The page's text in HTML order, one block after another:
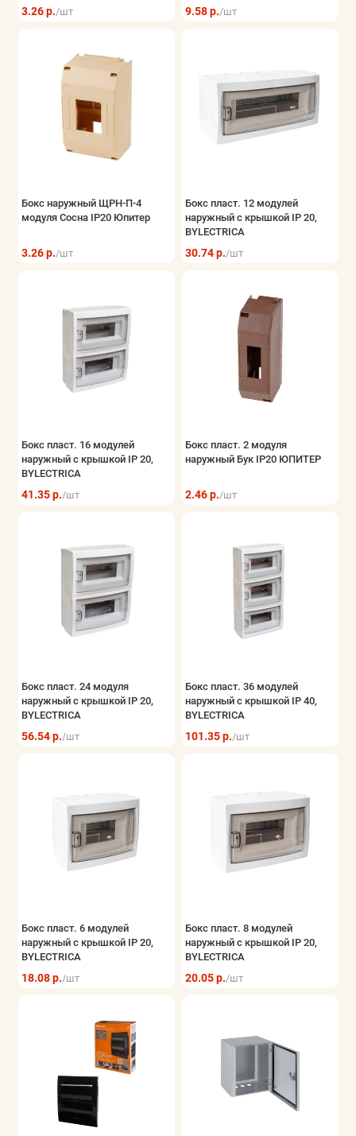
3.26 р./шт 9.58 р./шт
Бокс наружный ЩРН-П-4
модуля Сосна IP20 Юпитер
3.26 р./шт
Бокс пласт. 12 модулей
наружный с крышкой IP 20,
BYLECTRICA
30.74 р./шт
Бокс пласт. 16 модулей
наружный с крышкой IP 20,
BYLECTRICA
41.35 р./шт
Бокс пласт. 2 модуля
наружный Бук IP20 ЮПИТЕР
2.46 р./шт
Бокс пласт. 24 модуля
наружный с крышкой IP 20,
BYLECTRICA
56.54 р./шт
Бокс пласт. 36 модулей
наружный с крышкой IP 40,
BYLECTRICA
101.35 р./шт
Бокс пласт. 6 модулей
наружный с крышкой IP 20,
BYLECTRICA
18.08 р./шт
Бокс пласт. 8 модулей
наружный с крышкой IP 20,
BYLECTRICA
20.05 р./шт